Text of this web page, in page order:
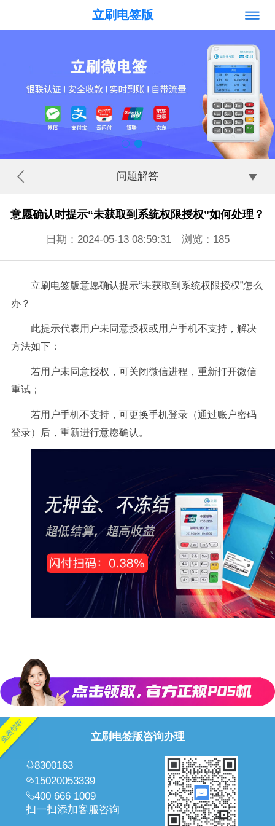
立刷电签版
问题解答
意愿确认时提示“未获取到系统权限授权”如何处理？
日期：2024-05-13 08:59:31 浏览： 185
立刷电签版意愿确认提示“未获取到系统权限授权”怎么
办？
此提示代表用户未同意授权或用户手机不支持，解决
方法如下：
若用户未同意授权，可关闭微信进程，重新打开微信
重试；
若用户手机不支持，可更换手机登录（通过账户密码
登录）后，重新进行意愿确认。
立刷电签版咨询办理
8300163
15020053339
400 666 1009
扫一扫添加客服咨询